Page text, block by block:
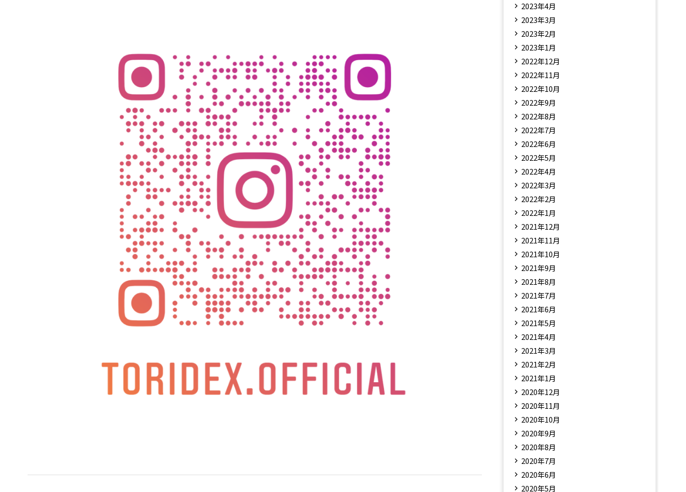
2023年4月
2023年3月
2023年2月
2023年1月
2022年12月
2022年11月
2022年10月
2022年9月
2022年8月
2022年7月
2022年6月
2022年5月
2022年4月
2022年3月
2022年2月
2022年1月
2021年12月
2021年11月
2021年10月
2021年9月
2021年8月
2021年7月
2021年6月
2021年5月
2021年4月
2021年3月
2021年2月
2021年1月
2020年12月
2020年11月
2020年10月
2020年9月
2020年8月
2020年7月
2020年6月
2020年5月